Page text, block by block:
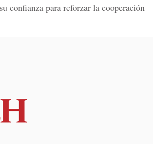
confianza para reforzar la cooperación